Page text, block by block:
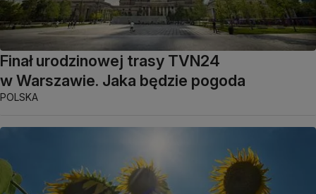
Finał urodzinowej trasy TVN24
w Warszawie. Jaka będzie pogoda
POLSKA